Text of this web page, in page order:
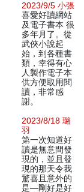
2023/9/5 小張
喜愛好讀網站
及電子書本 很
多年月了。從
武俠小說起
始，到各種書
類，幸得有心
人製作電子本
供方便取用閱
讀，非常感
謝。
2023/8/18 璐
羽
第一次知道好
讀是無意間發
現的，並且發
現的那天令我
驚喜且意外的
是—剛好是好